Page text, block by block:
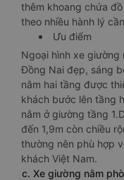
thêm khoang chứa
theo nhiều hành lý
Ưu điểm
Ngoại hình xe
Đồng Nai đẹp, sáng
nằm hai tầng được
khách bước lên tầng
nằm ở giường tầng
đến 1,9m còn chiều
thường nên phù hợp
khách Việt Nam.
c. Xe giường nằm